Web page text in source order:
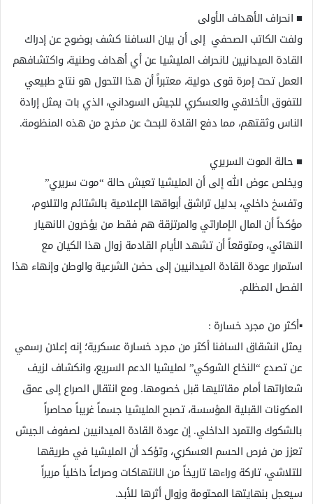
​■ انحراف الأهداف الأولى
ولفت الكاتب الصحفي إلى أن بيان السافنا كشف بوضوح عن إدراك
القادة الميدانيين لانحراف المليشيا عن أي أهداف وطنية، واكتشافهم
العمل تحت إمرة قوى دولية، معتبراً أن هذا التحول هو نتاج طبيعي
للتفوق الأخلاقي والعسكري للجيش السوداني، الذي بات يمثل إرادة
الناس وثقتهم، مما دفع القادة للبحث عن مخرج من هذه المنظومة.
​■ حالة الموت السريري
ويخلص عوض الله إلى أن المليشيا تعيش حالة “موت سريري”
وتفسخ داخلي، بدليل تراشق أبواقها الإعلامية بالشتائم والتلاوم،
مؤكداً أن المال الإماراتي والمرتزقة هم فقط من يؤخرون الانهيار
النهائي، ومتوقعاً أن تشهد الأيام القادمة زوال هذا الكيان مع
استمرار عودة القادة الميدانيين إلى حضن الشرعية والوطن وإنهاء هذا
الفصل المظلم.
▪️أكثر من مجرد خسارة :
يمثل انشقاق السافنا أكثر من مجرد خسارة عسكرية؛ إنه إعلان رسمي
عن تصدع “النخاع الشوكي” لمليشيا الدعم السريع، وانكشاف لزيف
شعاراتها أمام مقاتليها قبل خصومها. ومع انتقال الصراع إلى عمق
المكونات القبلية المؤسسة، تصبح المليشيا جسماً غريباً محاصراً
بالشكوك والتمرد الداخلي. إن عودة القادة الميدانيين لصفوف الجيش
تعزز من فرص الحسم العسكري، وتؤكد أن المليشيا في طريقها
للتلاشي، تاركة وراءها تاريخاً من الانتهاكات وصراعاً داخلياً مريراً
سيعجل بنهايتها المحتومة وزوال أثرها للأبد.